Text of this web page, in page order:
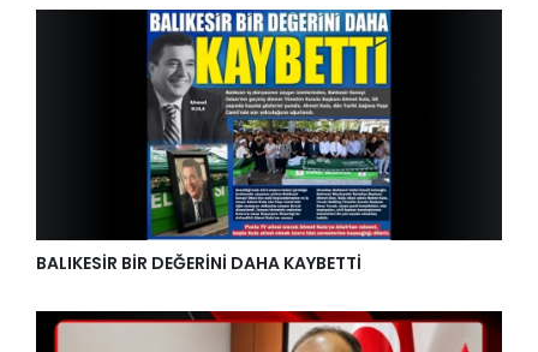
BALIKESİR BİR DEĞERİNİ DAHA KAYBETTİ